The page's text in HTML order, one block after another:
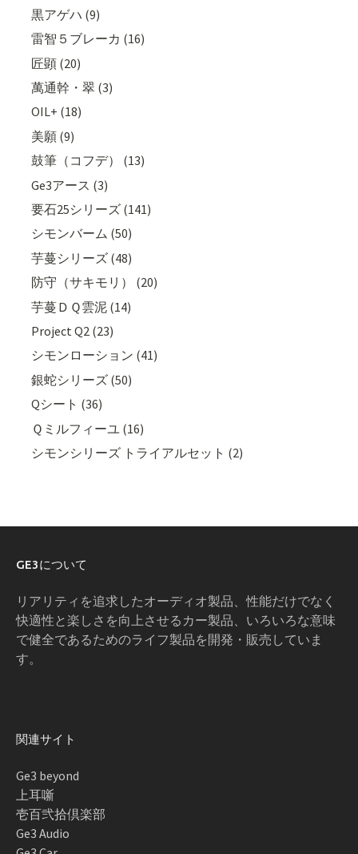
黒アゲハ (9)
雷智５ブレーカ (16)
匠顕 (20)
萬通幹・翠 (3)
OIL+ (18)
美願 (9)
鼓筆（コフデ） (13)
Ge3アース (3)
要石25シリーズ (141)
シモンバーム (50)
芋蔓シリーズ (48)
防守（サキモリ） (20)
芋蔓ＤＱ雲泥 (14)
Project Q2 (23)
シモンローション (41)
銀蛇シリーズ (50)
Qシート (36)
Ｑミルフィーユ (16)
シモンシリーズ トライアルセット (2)
GE3について
リアリティを追求したオーディオ製品、性能だけでなく
快適性と楽しさを向上させるカー製品、いろいろな意味
で健全であるためのライフ製品を開発・販売していま
す。
関連サイト
Ge3 beyond
上耳噺
壱百弐拾倶楽部
Ge3 Audio